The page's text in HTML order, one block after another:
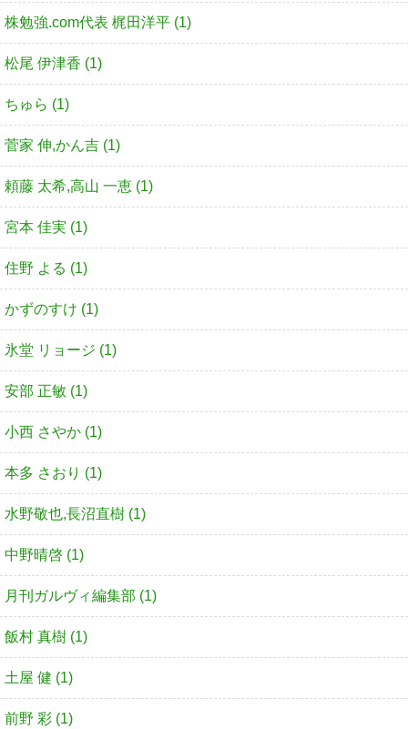
株勉強.com代表 梶田洋平 (1)
松尾 伊津香 (1)
ちゅら (1)
菅家 伸,かん吉 (1)
頼藤 太希,高山 一恵 (1)
宮本 佳実 (1)
住野 よる (1)
かずのすけ (1)
氷堂 リョージ (1)
安部 正敏 (1)
小西 さやか (1)
本多 さおり (1)
水野敬也,長沼直樹 (1)
中野晴啓 (1)
月刊ガルヴィ編集部 (1)
飯村 真樹 (1)
土屋 健 (1)
前野 彩 (1)